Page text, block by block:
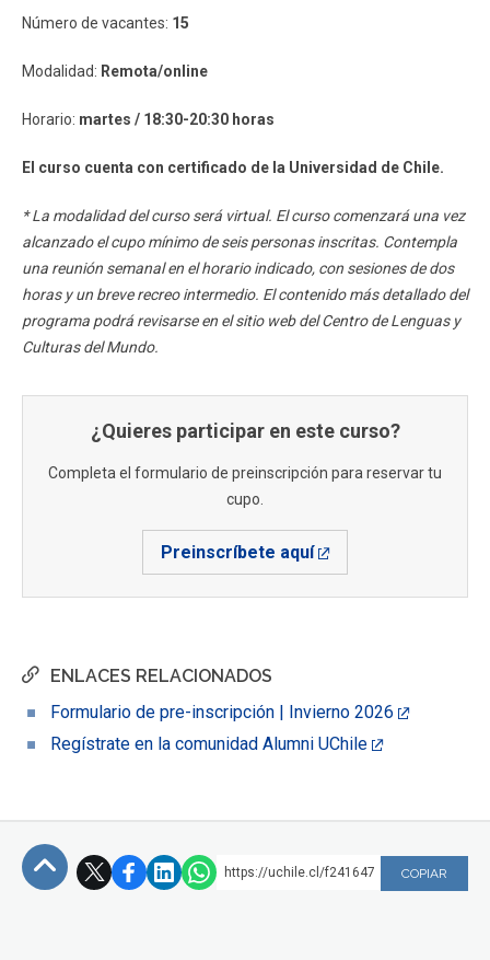
ENLACES RELACIONADOS
Formulario de pre-inscripción | Invierno 2026
Regístrate en la comunidad Alumni UChile
Número de vacantes: 15
Modalidad: Remota/online
Horario: martes / 18:30-20:30 horas
El curso cuenta con certificado de la Universidad de Chile.
* La modalidad del curso será virtual. El curso comenzará una vez
alcanzado el cupo mínimo de seis personas inscritas. Contempla
una reunión semanal en el horario indicado, con sesiones de dos
horas y un breve recreo intermedio. El contenido más detallado del
programa podrá revisarse en el sitio web del Centro de Lenguas y
Culturas del Mundo.
¿Quieres participar en este curso?
Completa el formulario de preinscripción para reservar tu
cupo.
Preinscríbete aquí
https://uchile.cl/f241647 COPIAR